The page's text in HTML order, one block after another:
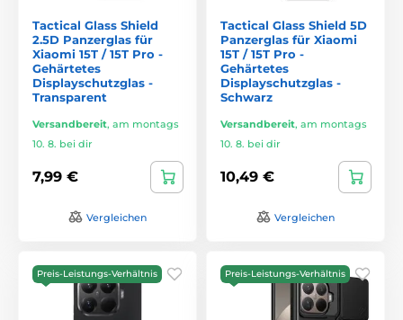
Tactical Glass Shield
2.5D Panzerglas für
Xiaomi 15T / 15T Pro -
Gehärtetes
Displayschutzglas -
Transparent
Versandbereit, am montags
10. 8. bei dir
7,99 €
Vergleichen
Tactical Glass Shield 5D
Panzerglas für Xiaomi
15T / 15T Pro -
Gehärtetes
Displayschutzglas -
Schwarz
Versandbereit, am montags
10. 8. bei dir
10,49 €
Vergleichen
Preis-Leistungs-Verhältnis Preis-Leistungs-Verhältnis